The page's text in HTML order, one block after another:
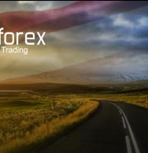
Trade analysis articles